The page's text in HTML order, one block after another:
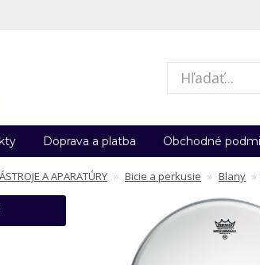
Doprava a platba Obchodné
A APARATÚRY Bicie a perkusie Blany